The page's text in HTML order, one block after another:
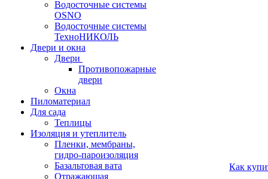
Водосточные системы
OSNO
Водосточные системы
ТехноНИКОЛЬ
Двери и окна
Двери
Противопожарные
двери
Окна
Пиломатериал
Для сада
Теплицы
Изоляция и утеплитель
Пленки, мембраны,
гидро-пароизоляция
Базальтовая вата
Отражающая
Как